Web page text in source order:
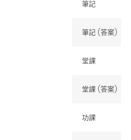
筆記
筆記 (答案)
堂課
堂課 (答案)
功課